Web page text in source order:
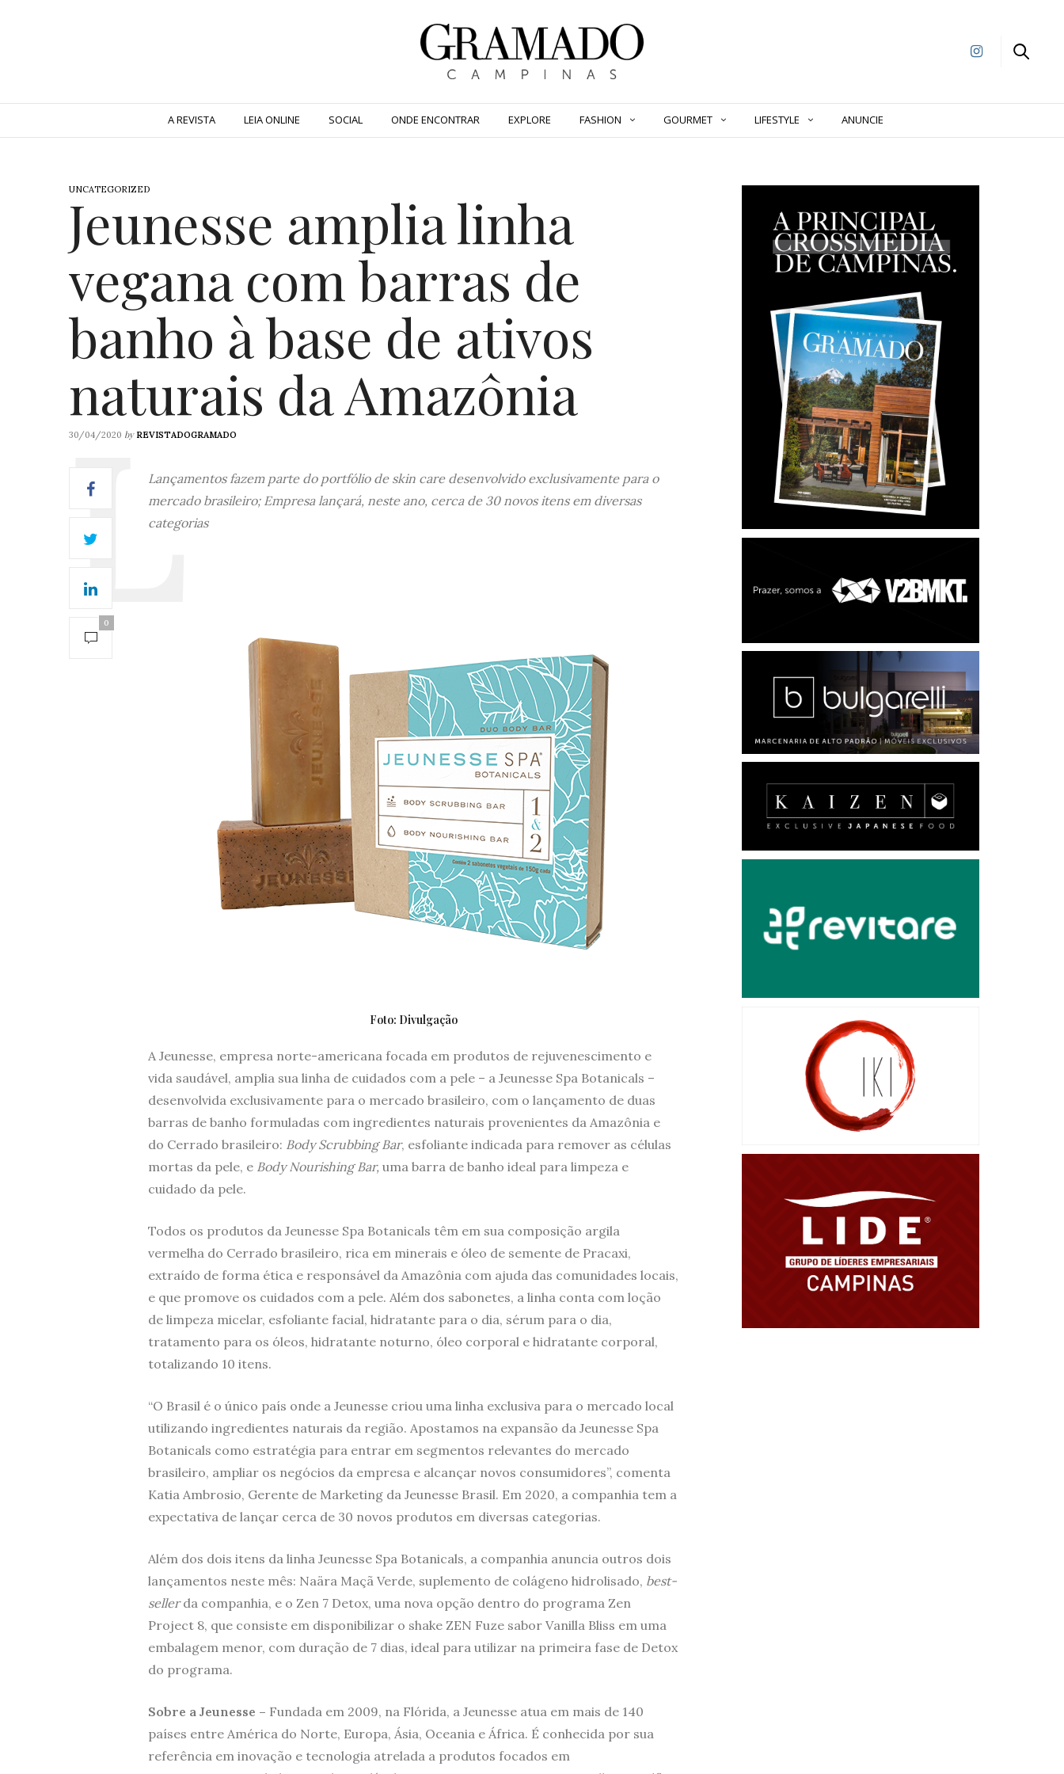
A REVISTA LEIA ONLINE SOCIAL ONDE ENCONTRAR EXPLORE FASHION GOURMET LIFESTYLE ANUNCIE
UNCATEGORIZED
Jeunesse amplia linha
vegana com barras de
banho à base de ativos
naturais da Amazônia
30/04/2020 by REVISTADOGRAMADO
0
Lançamentos fazem parte do portfólio de skin care desenvolvido exclusivamente para o
mercado brasileiro; Empresa lançará, neste ano, cerca de 30 novos itens em diversas
categorias
Foto: Divulgação
A Jeunesse, empresa norte-americana focada em produtos de rejuvenescimento e
vida saudável, amplia sua linha de cuidados com a pele – a Jeunesse Spa Botanicals –
desenvolvida exclusivamente para o mercado brasileiro, com o lançamento de duas
barras de banho formuladas com ingredientes naturais provenientes da Amazônia e
do Cerrado brasileiro: Body Scrubbing Bar, esfoliante indicada para remover as células
mortas da pele, e Body Nourishing Bar, uma barra de banho ideal para limpeza e
cuidado da pele.
Todos os produtos da Jeunesse Spa Botanicals têm em sua composição argila
vermelha do Cerrado brasileiro, rica em minerais e óleo de semente de Pracaxi,
extraído de forma ética e responsável da Amazônia com ajuda das comunidades locais,
e que promove os cuidados com a pele. Além dos sabonetes, a linha conta com loção
de limpeza micelar, esfoliante facial, hidratante para o dia, sérum para o dia,
tratamento para os óleos, hidratante noturno, óleo corporal e hidratante corporal,
totalizando 10 itens.
“O Brasil é o único país onde a Jeunesse criou uma linha exclusiva para o mercado local
utilizando ingredientes naturais da região. Apostamos na expansão da Jeunesse Spa
Botanicals como estratégia para entrar em segmentos relevantes do mercado
brasileiro, ampliar os negócios da empresa e alcançar novos consumidores”, comenta
Katia Ambrosio, Gerente de Marketing da Jeunesse Brasil. Em 2020, a companhia tem a
expectativa de lançar cerca de 30 novos produtos em diversas categorias.
Além dos dois itens da linha Jeunesse Spa Botanicals, a companhia anuncia outros dois
lançamentos neste mês: Naära Maçã Verde, suplemento de colágeno hidrolisado, best-
sellerda companhia, e o Zen 7 Detox, uma nova opção dentro do programa Zen
Project 8, que consiste em disponibilizar o shake ZEN Fuze sabor Vanilla Bliss em uma
embalagem menor, com duração de 7 dias, ideal para utilizar na primeira fase de Detox
do programa.
Sobre a Jeunesse – Fundada em 2009, na Flórida, a Jeunesse atua em mais de 140
países entre América do Norte, Europa, Ásia, Oceania e África. É conhecida por sua
referência em inovação e tecnologia atrelada a produtos focados em